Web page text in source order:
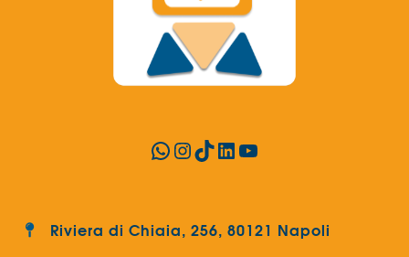
WhatsApp
Instagram
TikTok
LinkedIn
YouTube
Riviera di Chiaia, 256, 80121 Napoli